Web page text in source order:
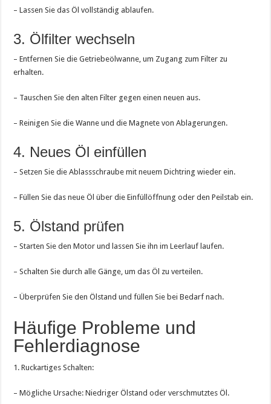
– Lassen Sie das Öl vollständig ablaufen.
3. Ölfilter wechseln
– Entfernen Sie die Getriebeölwanne, um Zugang zum Filter zu
erhalten.
– Tauschen Sie den alten Filter gegen einen neuen aus.
– Reinigen Sie die Wanne und die Magnete von Ablagerungen.
4. Neues Öl einfüllen
– Setzen Sie die Ablassschraube mit neuem Dichtring wieder ein.
– Füllen Sie das neue Öl über die Einfüllöffnung oder den Peilstab ein.
5. Ölstand prüfen
– Starten Sie den Motor und lassen Sie ihn im Leerlauf laufen.
– Schalten Sie durch alle Gänge, um das Öl zu verteilen.
– Überprüfen Sie den Ölstand und füllen Sie bei Bedarf nach.
Häufige Probleme und
Fehlerdiagnose
1. Ruckartiges Schalten:
– Mögliche Ursache: Niedriger Ölstand oder verschmutztes Öl.